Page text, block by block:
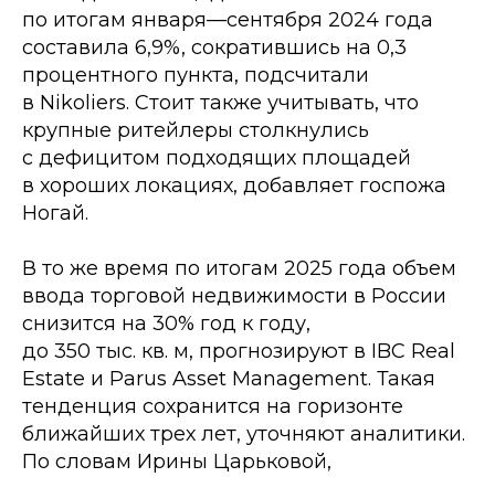
по итогам января—сентября 2024 года
составила 6,9%, сократившись на 0,3
процентного пункта, подсчитали
в Nikoliers. Стоит также учитывать, что
крупные ритейлеры столкнулись
с дефицитом подходящих площадей
в хороших локациях, добавляет госпожа
Ногай.
В то же время по итогам 2025 года объем
ввода торговой недвижимости в России
снизится на 30% год к году,
до 350 тыс. кв. м, прогнозируют в IBC Real
Estate и Parus Asset Management. Такая
тенденция сохранится на горизонте
ближайших трех лет, уточняют аналитики.
По словам Ирины Царьковой,